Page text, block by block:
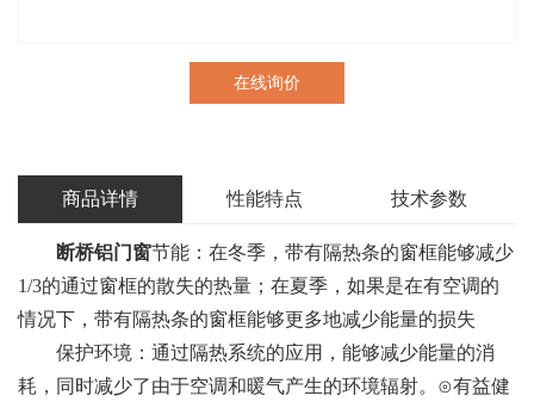
在线询价
商品详情 性能特点 技术参数
断桥铝门窗节能：在冬季，带有隔热条的窗框能够减少
1/3的通过窗框的散失的热量；在夏季，如果是在有空调的
情况下，带有隔热条的窗框能够更多地减少能量的损失
保护环境：通过隔热系统的应用，能够减少能量的消
耗，同时减少了由于空调和暖气产生的环境辐射。⊙有益健